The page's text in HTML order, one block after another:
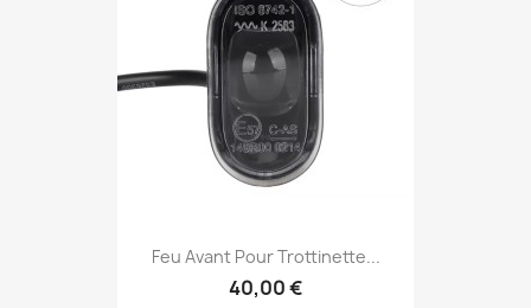
Feu Avant Pour Trottinette...
40,00 €